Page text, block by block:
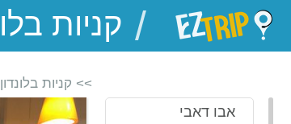
EZTrip
/
אבו דאבי
>> קניות בלונדון